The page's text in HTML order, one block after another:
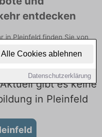
Alle Cookies ablehnen
Datenschutzerklärung
entdecken
in Pleinfeld finden Sie von
Optionen von Top-
heute.
gibt es keine
in Pleinfeld